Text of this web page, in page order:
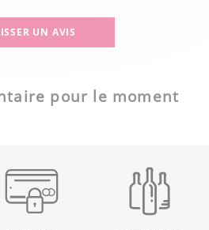
UN AVIS
pour le moment